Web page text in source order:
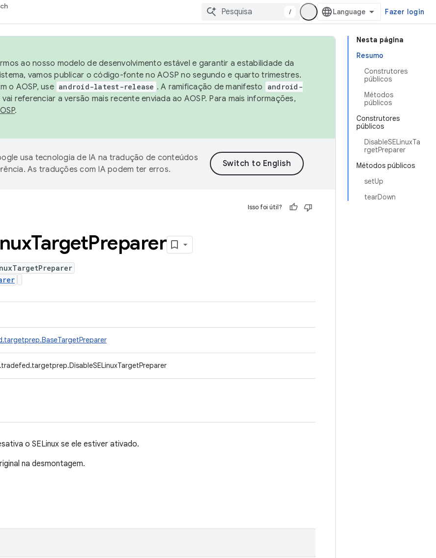
/ Fazer login
Nesta página
Resumo
Construtores
públicos
Métodos
públicos
Construtores
públicos
DisableSELinuxTa
rgetPreparer
Métodos públicos
setUp
tearDown
ao nosso modelo de desenvolvimento estável e garantir a estabilidade da
vamos publicar o código-fonte no AOSP no segundo e quarto trimestres.
o AOSP, use android-latest-release . A ramificação de manifesto
android-
referenciar a versão mais recente enviada ao AOSP. Para mais informações,
.
usa tecnologia de IA na tradução de conteúdos
As traduções com IA podem ter erros.
Isso foi útil?
TargetPreparer
o SELinux se ele estiver ativado.
na desmontagem.